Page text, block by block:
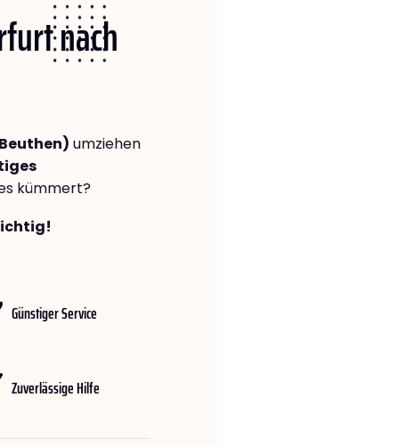
nach
umziehen
kümmert?
Günstiger Service
Zuverlässige Hilfe